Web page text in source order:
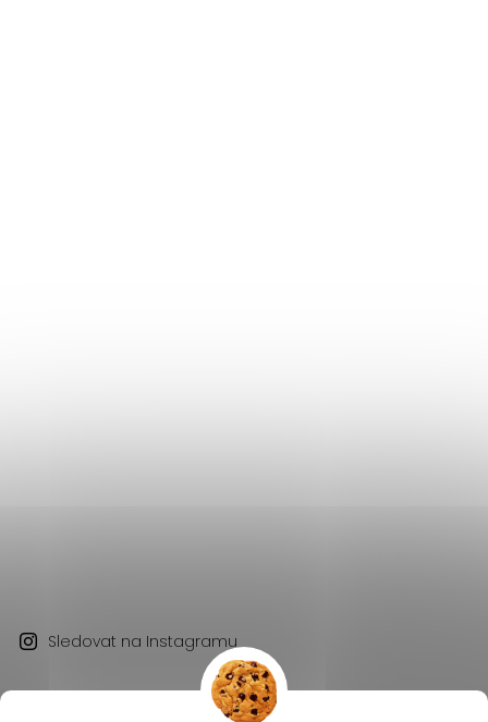
Sledovat na Instagramu